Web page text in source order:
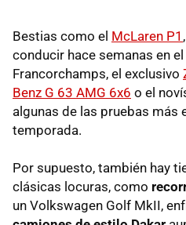
Bestias como el McLaren P1
conducir hace semanas en
Francorchamps, el exclusivo
Benz G 63 AMG 6x6 o el
algunas de las pruebas más
temporada.
Por supuesto, también hay
clásicas locuras, como
un Volkswagen Golf MkII,